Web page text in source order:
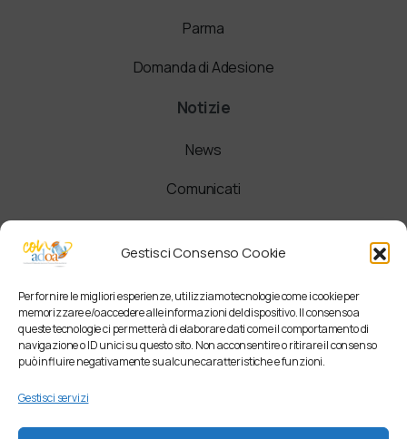
Gestisci Consenso Cookie
Per fornire le migliori esperienze, utilizziamo tecnologie come i cookie per
memorizzare e/o accedere alle informazioni del dispositivo. Il consenso a
queste tecnologie ci permetterà di elaborare dati come il comportamento di
navigazione o ID unici su questo sito. Non acconsentire o ritirare il consenso
può influire negativamente su alcune caratteristiche e funzioni.
Gestisci servizi
Parma
Domanda di Adesione
Notizie
News
Comunicati